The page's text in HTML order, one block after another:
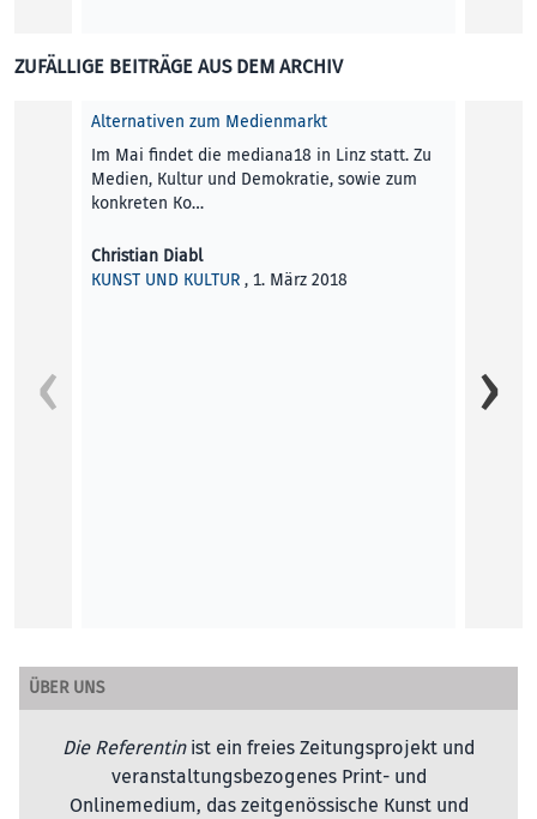
ZUFÄLLIGE BEITRÄGE AUS DEM ARCHIV
Alternativen zum Medienmarkt
Im Mai findet die mediana18 in Linz statt. Zu
Medien, Kultur und Demokratie, sowie zum
konkreten Ko…
Christian Diabl
KUNST UND KULTUR , 1. März 2018
Zum
ÜBER UNS
Die Referentinist ein freies Zeitungsprojekt und
veranstaltungsbezogenes Print- und
Onlinemedium, das zeitgenössische Kunst und